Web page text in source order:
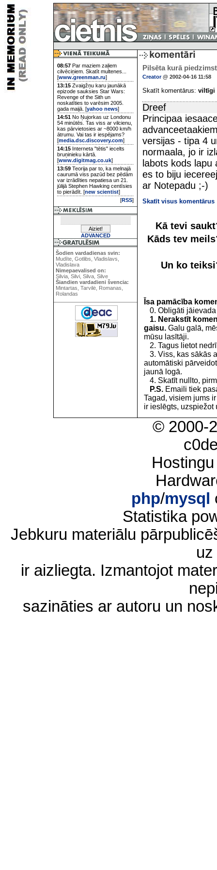
08:57 Par maziem zaļiem
cilvēciņiem. Skatīt multenes...
[www.greenman.ru]
13:15 Zvaigžņu karu jaunākā
epizode sauksies Star Wars:
Revenge of the Sith un
noskatīties to varēsim 2005.
gada maijā. [yahoo news]
14:51 No Ņujorkas uz Londonu
54 minūtēs. Tas viss ar vilcienu,
kas pārvietosies ar ~8000 km/h
ātrumu. Vai tas ir iespējams?
[media.dsc.discovery.com]
14:15 Interneta "tētis" iecelts
bruņinieku kārtā.
[www.digitmag.co.uk]
13:59 Teorija par to, ka melnajā
caurumā viss pazūd bez pēdām
var izrādīties nepatiesa un 21.
jūlijā Stephen Hawking centīsies
to pierādīt. [new scientist]
[RSS]
ADVANCED
Šodien vardadienas svin:
Mudīte, Gotlibs, Vladislavs,
Vladislava
Nimepaevalised on:
Silvia, Silvi, Silva, Silve
Šiandien vardadieni švencia:
Mintartas, Tarvilė, Romanas,
Rolandas
Pilsēta kurā
Creator@ 2002-04-16 11:58
Skatīt komentārus: viltīgi
Dreef
Principaa
versijas - tipa 4
normaala, jo ir
labots kods
es to biju
ar Notepadu ;-)
Skatīt visus komentārus
Kā tevi
Kāds tev
Un ko
Īsa pamācība
0. Obligāti jāievada
1. Nerakstīt
gaisu. Galu galā,
mūsu lasītāji.
2. Tagus lietot
3. Viss, kas sākās
automātiski
jaunā logā.
4. Skatīt nullto,
P.S. Emaili tiek
Tagad, visiem jums
ir ieslēgts, uzspiežot
© 2000-
php/mysql
Statistika
Jebkuru materiālu
ir aizliegta. Izmantojot
sazināties ar autoru un